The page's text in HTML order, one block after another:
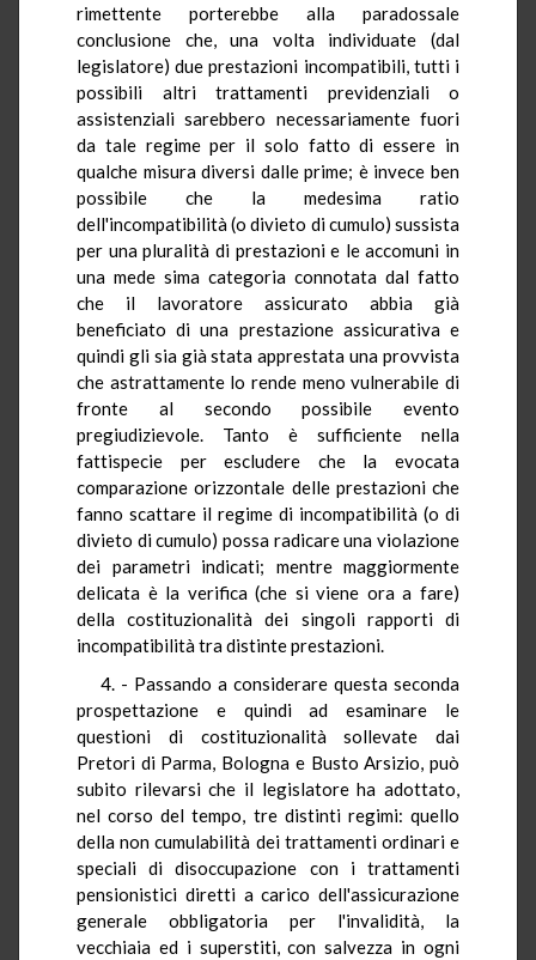
rimettente porterebbe alla paradossale
conclusione che, una volta individuate (dal
legislatore) due prestazioni incompatibili, tutti i
possibili altri trattamenti previdenziali o
assistenziali sarebbero necessariamente fuori
da tale regime per il solo fatto di essere in
qualche misura diversi dalle prime; è invece ben
possibile che la medesima ratio
dell'incompatibilità (o divieto di cumulo) sussista
per una pluralità di prestazioni e le accomuni in
una mede sima categoria connotata dal fatto
che il lavoratore assicurato abbia già
beneficiato di una prestazione assicurativa e
quindi gli sia già stata apprestata una provvista
che astrattamente lo rende meno vulnerabile di
fronte al secondo possibile evento
pregiudizievole. Tanto è sufficiente nella
fattispecie per escludere che la evocata
comparazione orizzontale delle prestazioni che
fanno scattare il regime di incompatibilità (o di
divieto di cumulo) possa radicare una violazione
dei parametri indicati; mentre maggiormente
delicata è la verifica (che si viene ora a fare)
della costituzionalità dei singoli rapporti di
incompatibilità tra distinte prestazioni.
4. - Passando a considerare questa seconda
prospettazione e quindi ad esaminare le
questioni di costituzionalità sollevate dai
Pretori di Parma, Bologna e Busto Arsizio, può
subito rilevarsi che il legislatore ha adottato,
nel corso del tempo, tre distinti regimi: quello
della non cumulabilità dei trattamenti ordinari e
speciali di disoccupazione con i trattamenti
pensionistici diretti a carico dell'assicurazione
generale obbligatoria per l'invalidità, la
vecchiaia ed i superstiti, con salvezza in ogni